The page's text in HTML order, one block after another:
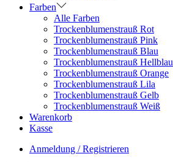
Farben
Alle Farben
Trockenblumenstrauß Rot
Trockenblumenstrauß Pink
Trockenblumenstrauß Blau
Trockenblumenstrauß Hellblau
Trockenblumenstrauß Orange
Trockenblumenstrauß Lila
Trockenblumenstrauß Gelb
Trockenblumenstrauß Weiß
Warenkorb
Kasse
Anmeldung / Registrieren